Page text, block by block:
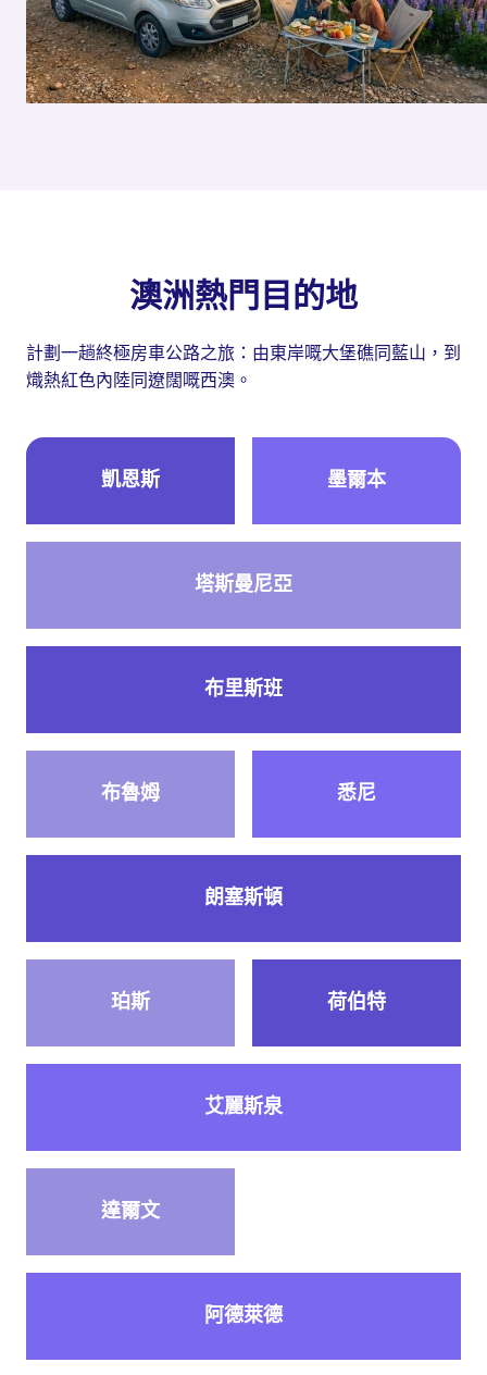
澳洲熱門目的地
計劃一趟終極房車公路之旅：由東岸嘅大堡礁同藍山，到
熾熱紅色內陸同遼闊嘅西澳。
凱恩斯
塔斯曼尼亞
墨爾本
布里斯班
布魯姆 悉尼
朗塞斯頓
珀斯
艾麗斯泉
荷伯特
達爾文
阿德萊德